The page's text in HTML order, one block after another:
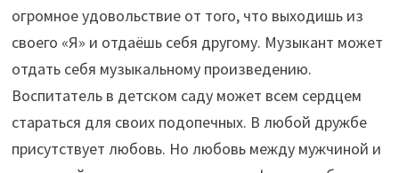
огромное удовольствие от того, что выходишь из
своего «Я» и отдаёшь себя другому. Музыкант может
отдать себя музыкальному произведению.
Воспитатель в детском саду может всем сердцем
стараться для своих подопечных. В любой дружбе
присутствует любовь. Но любовь между мужчиной и